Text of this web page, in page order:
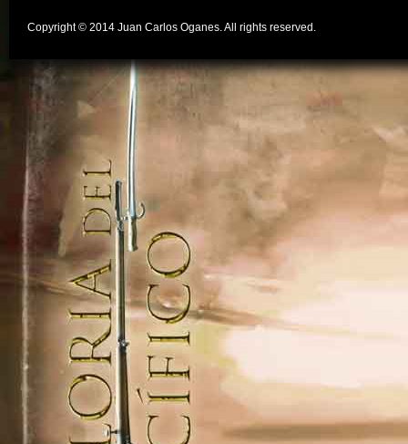
Copyright © 2014 Juan Carlos Oganes. All rights reserved.